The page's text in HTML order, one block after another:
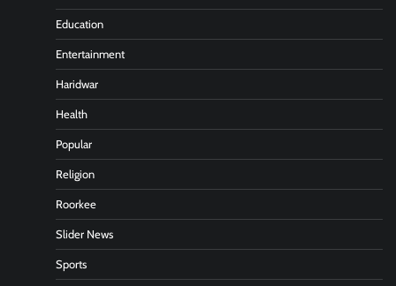
Education
Entertainment
Haridwar
Health
Popular
Religion
Roorkee
Slider News
Sports